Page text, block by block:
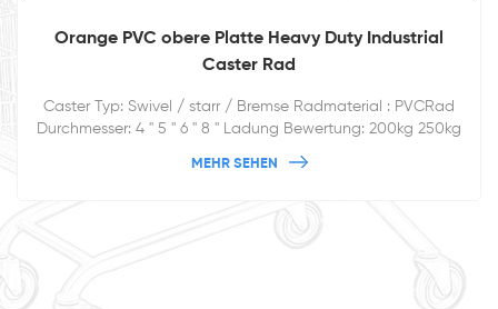
Orange PVC obere Platte Heavy Duty Industrial
Caster Rad
Caster Typ: Swivel / starr / Bremse Radmaterial : PVCRad
Durchmesser: 4 '' 5 '' 6 '' 8 '' Ladung Bewertung: 200kg 250kg
MEHR SEHEN